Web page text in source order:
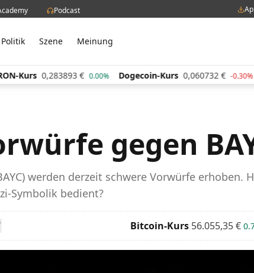
Podcast
Politik Szene Meinung
Kurs 0,283893 € 0.00% Dogecoin-Kurs 0,060732 € -0.30%
gegen
werden derzeit schwere Vorwürfe erhoben.
Symbolik bedient?
Bitcoin-Kurs 56.055,35€